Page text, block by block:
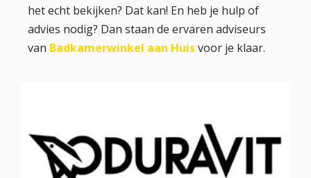
het echt bekijken? Dat kan! En heb je hulp of
advies nodig? Dan staan de ervaren adviseurs
van Badkamerwinkel aan Huisvoor je klaar.